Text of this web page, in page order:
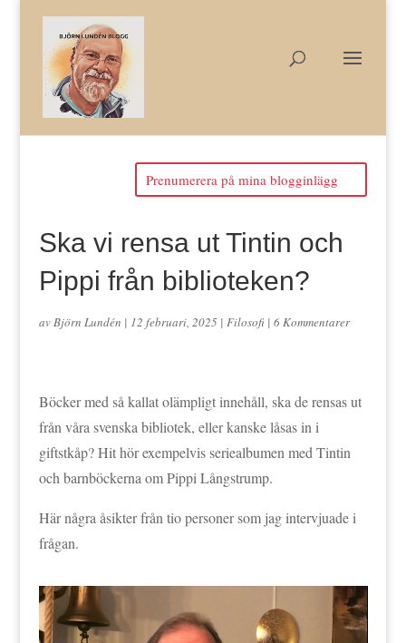
Prenumerera på mina blogginlägg
Ska vi rensa ut Tintin och
Pippi från biblioteken?
avBjörn Lundén | 12 februari, 2025| Filosofi | 6 Kommentarer
Böcker med så kallat olämpligt innehåll, ska de rensas ut
från våra svenska bibliotek, eller kanske låsas in i
giftstkåp? Hit hör exempelvis seriealbumen med Tintin
och barnböckerna om Pippi Långstrump.
Här några åsikter från tio personer som jag intervjuade i
frågan.